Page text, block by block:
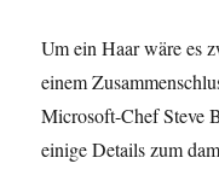
Um ein Haar wäre es
einem
Microsoft-Chef Steve
einige Details zum